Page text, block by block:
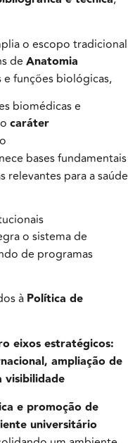
o escopo tradicional
de Anatomia
funções biológicas,
biomédicas e
caráter
bases fundamentais
relevantes para a saúde
o sistema de
de programas
à Política de
eixos estratégicos:
ampliação de
visibilidade
e promoção de
universitário